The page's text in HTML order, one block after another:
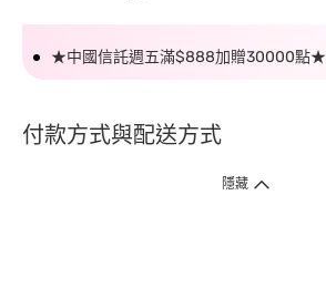
★中國信託週五滿$888加贈30000點★
付款方式與配送方式
隱藏